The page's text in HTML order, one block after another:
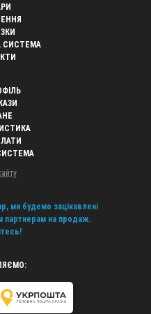
СИСТЕМА
ми будемо зацікавлені
партнерам на продаж.